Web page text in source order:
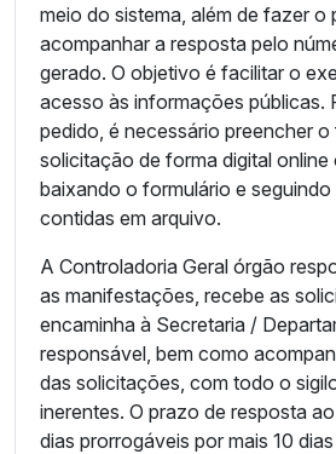
meio do sistema, além de fazer o
acompanhar a resposta pelo
gerado. O objetivo é facilitar o
acesso às informações públicas.
pedido, é necessário preencher o
solicitação de forma digital online
baixando o formulário e
contidas em arquivo.
A Controladoria Geral órgão
as manifestações, recebe as
encaminha à Secretaria /
responsável, bem como
das solicitações, com todo o
inerentes. O prazo de resposta
dias prorrogáveis por mais 10